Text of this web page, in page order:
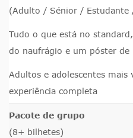
(Adulto / Sénior / Estudante
Tudo o que está no standard,
do naufrágio e um póster de
Adultos e adolescentes mais
experiência completa
Pacote de grupo
(8+ bilhetes)